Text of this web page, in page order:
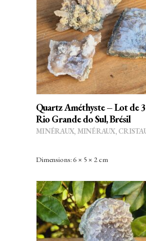
AJOUTER AU PANIER
Quartz Améthyste – Lot de
Rio Grande do Sul, Brésil
MINÉRAUX, MINÉRAUX,
Dimensions: 6 × 5 × 2 cm